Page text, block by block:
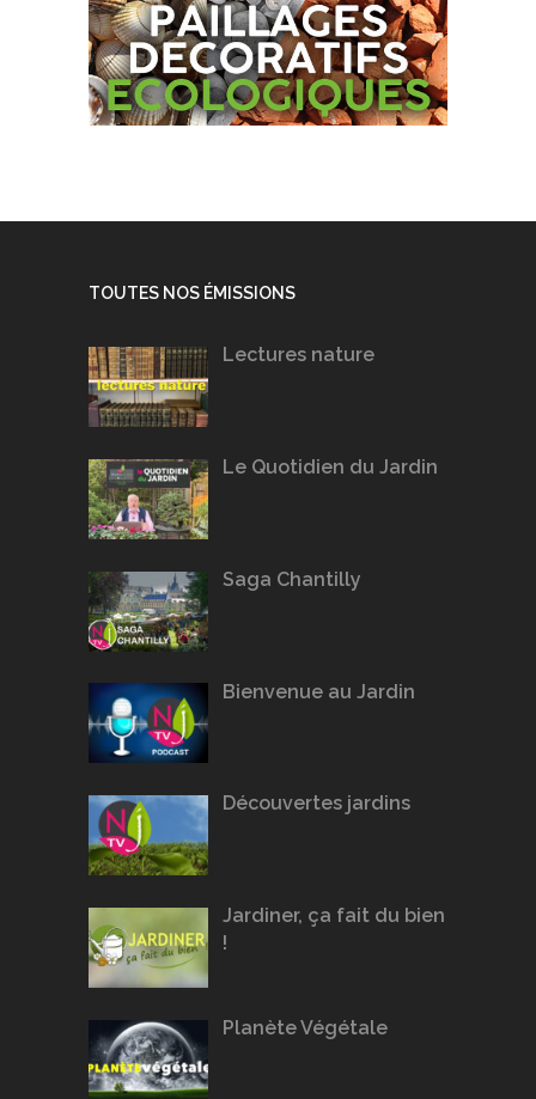
TOUTES NOS ÉMISSIONS
Lectures nature
Le Quotidien du Jardin
Saga Chantilly
Bienvenue au Jardin
Découvertes jardins
Jardiner, ça fait du bien
!
Planète Végétale